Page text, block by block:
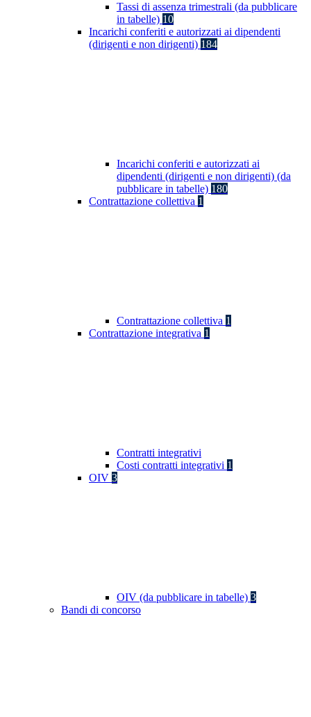
Tassi di assenza trimestrali (da pubblicare
in tabelle) 10
Incarichi conferiti e autorizzati ai dipendenti
(dirigenti e non dirigenti) 184
Incarichi conferiti e autorizzati ai
dipendenti (dirigenti e non dirigenti) (da
pubblicare in tabelle) 180
Contrattazione collettiva 1
Contrattazione collettiva 1
Contrattazione integrativa 1
Contratti integrativi
Costi contratti integrativi 1
OIV 3
OIV (da pubblicare in tabelle) 3
Bandi di concorso